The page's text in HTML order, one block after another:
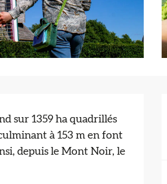
sur 1359 ha quadrillés
à 153 m en font
depuis le Mont Noir, le